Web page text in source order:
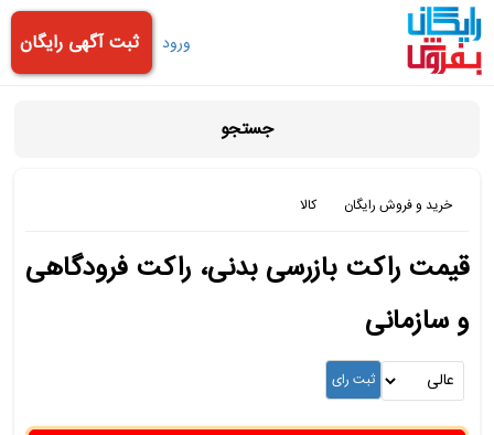
ورود ثبت آگهی رایگان
جستجو
خرید و فروش رایگان کالا
قیمت راکت بازرسی بدنی، راکت فرودگاهی
و سازمانی